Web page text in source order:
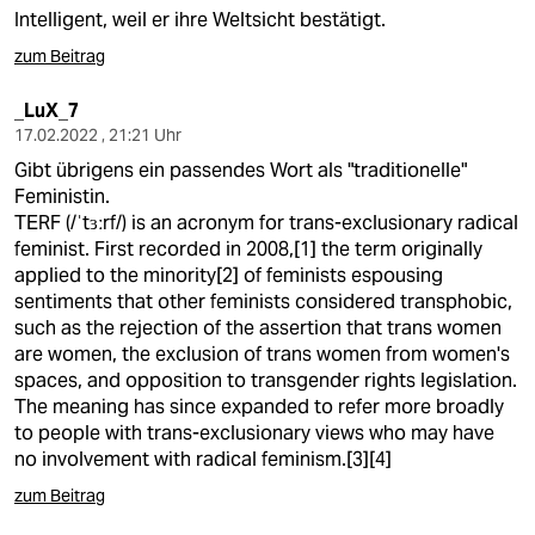
Intelligent, weil er ihre Weltsicht bestätigt.
zum Beitrag
_LuX_7
17.02.2022 , 21:21 Uhr
Gibt übrigens ein passendes Wort als "traditionelle"
Feministin.
TERF (/ˈtɜːrf/) is an acronym for trans-exclusionary radical
feminist. First recorded in 2008,[1] the term originally
applied to the minority[2] of feminists espousing
sentiments that other feminists considered transphobic,
such as the rejection of the assertion that trans women
are women, the exclusion of trans women from women's
spaces, and opposition to transgender rights legislation.
The meaning has since expanded to refer more broadly
to people with trans-exclusionary views who may have
no involvement with radical feminism.[3][4]
zum Beitrag